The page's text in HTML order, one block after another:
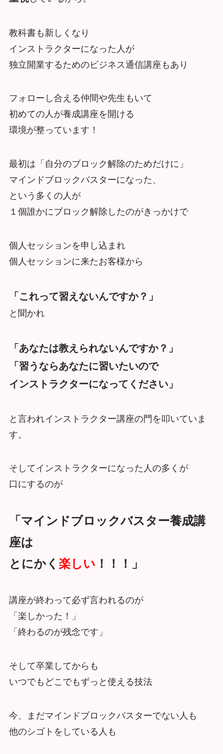
教科書も新しくなり
インストラクターになった人が
独立開業するためのビジネス通信講座もあり
フォローし合える仲間や先生もいて
初めての人が養成講座を開ける
環境が整っています！
最初は「自分のブロック解除のためだけに」
マインドブロックバスターになった、
という多くの人が
１個誰かにブロック解除したのがきっかけで
個人セッションを申し込まれ
個人セッションに来たお客様から
「これって習えないんですか？」
と聞かれ
「あなたは教えられないんですか？」
「習うならあなたに習いたいので
インストラクターになってください」
と言われインストラクター講座の門を叩いていま
す。
そしてインストラクターになった人の多くが
口にするのが
「マインドブロックバスター養成講
座は
とにかく 楽しい ！！！」
講座が終わって必ず言われるのが
「楽しかった！」
「終わるのが残念です」
そして卒業してからも
いつでもどこでもずっと使える技法
今、まだマインドブロックバスターでない人も
他のシゴトをしている人も